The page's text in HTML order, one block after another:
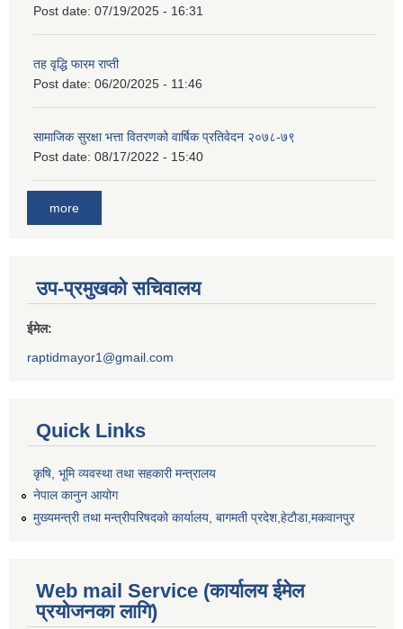
Post date: 07/19/2025 - 16:31
तह वृद्धि फारम राप्ती
Post date: 06/20/2025 - 11:46
सामाजिक सुरक्षा भत्ता वितरणको वार्षिक प्रतिवेदन २०७८-७९
Post date: 08/17/2022 - 15:40
more
उप-प्रमुखको सचिवालय
ईमेल:
raptidmayor1@gmail.com
Quick Links
कृषि, भूमि व्यवस्था तथा सहकारी मन्त्रालय
नेपाल कानुन आयोग
मुख्यमन्त्री तथा मन्त्रीपरिषदको कार्यालय, बागमती प्रदेश,हेटाैडा,मकवानपुर
Web mail Service (कार्यालय ईमेल
प्रयोजनका लागि)